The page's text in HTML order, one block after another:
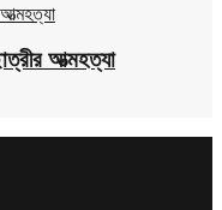
আত্মহত্যা